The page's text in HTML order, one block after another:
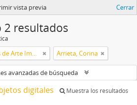
vista previa Cerrar
resultados
Colección de Publicaciones de Arte Impreso Arrieta, Corina
avanzadas de búsqueda
digitales
Muestra los resultados